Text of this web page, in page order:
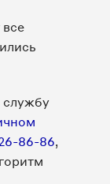
службу
86-86,